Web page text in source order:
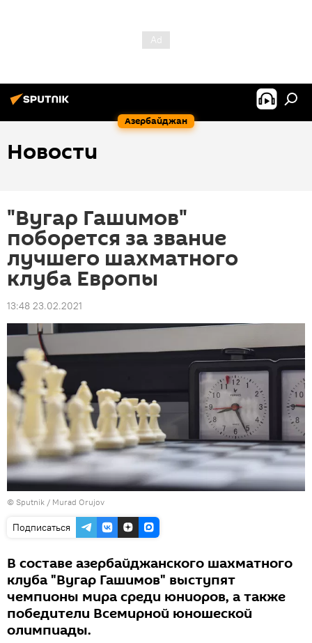
Азербайджан
Новости
"Вугар Гашимов"
поборется за звание
лучшего шахматного
клуба Европы
13:48 23.02.2021
© Sputnik / Murad Orujov
Подписаться
В составе азербайджанского шахматного
клуба "Вугар Гашимов" выступят
чемпионы мира среди юниоров, а также
победители Всемирной юношеской
олимпиады.